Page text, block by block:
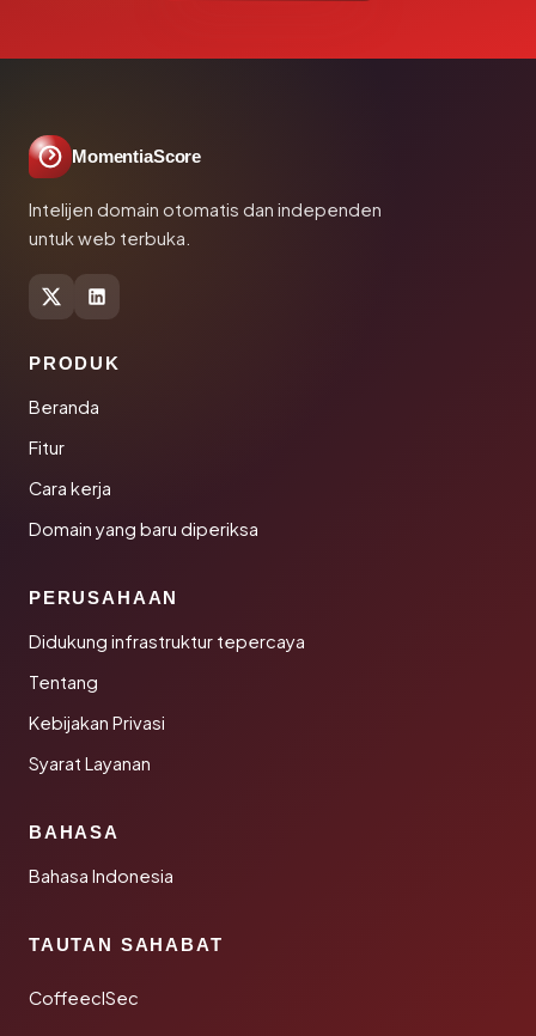
MomentiaScore
Intelijen domain otomatis dan independen
untuk web terbuka.
PRODUK
Beranda
Fitur
Cara kerja
Domain yang baru diperiksa
PERUSAHAAN
Didukung infrastruktur tepercaya
Tentang
Kebijakan Privasi
Syarat Layanan
BAHASA
Bahasa Indonesia
TAUTAN SAHABAT
CoffeeclSec